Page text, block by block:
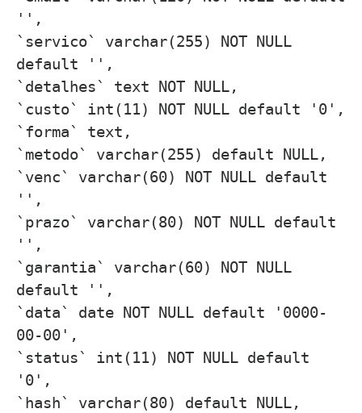
'',
`servico` varchar(255) NOT NULL
default '',
`detalhes` text NOT NULL,
`custo` int(11) NOT NULL default '0',
`forma` text,
`metodo` varchar(255) default NULL,
`venc` varchar(60) NOT NULL default
'',
`prazo` varchar(80) NOT NULL default
'',
`garantia` varchar(60) NOT NULL
default '',
`data` date NOT NULL default '0000-
00-00',
`status` int(11) NOT NULL default
'0',
`hash` varchar(80) default NULL,